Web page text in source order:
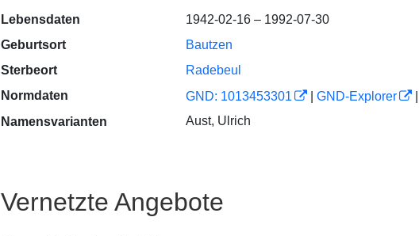
Lebensdaten
1942-02-16 – 1992-07-30
Geburtsort
Bautzen
Sterbeort
Radebeul
Normdaten
GND: 1013453301 GND-Explorer
Namensvarianten
Aust, Ulrich
Vernetzte Angebote